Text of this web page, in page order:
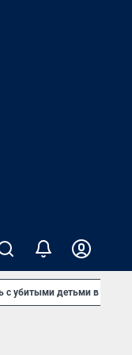
с убитыми детьми в